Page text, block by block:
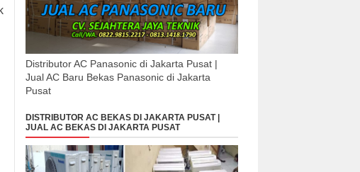
Distributor AC Panasonic di Jakarta Pusat |
Jual AC Baru Bekas Panasonic di Jakarta
Pusat
DISTRIBUTOR AC BEKAS DI JAKARTA PUSAT |
JUAL AC BEKAS DI JAKARTA PUSAT